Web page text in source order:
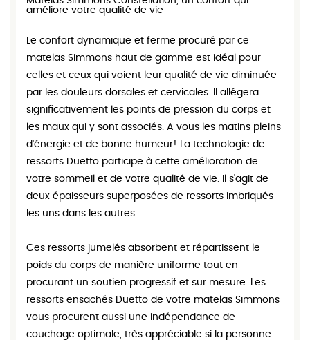
améliore votre qualité de vie
Le confort dynamique et ferme procuré par ce
matelas Simmons haut de gamme est idéal pour
celles et ceux qui voient leur qualité de vie diminuée
par les douleurs dorsales et cervicales. Il allégera
significativement les points de pression du corps et
les maux qui y sont associés. A vous les matins pleins
d'énergie et de bonne humeur! La technologie de
ressorts Duetto participe à cette amélioration de
votre sommeil et de votre qualité de vie. Il s'agit de
deux épaisseurs superposées de ressorts imbriqués
les uns dans les autres.
Ces ressorts jumelés absorbent et répartissent le
poids du corps de manière uniforme tout en
procurant un soutien progressif et sur mesure. Les
ressorts ensachés Duetto de votre matelas Simmons
vous procurent aussi une indépendance de
couchage optimale, très appréciable si la personne